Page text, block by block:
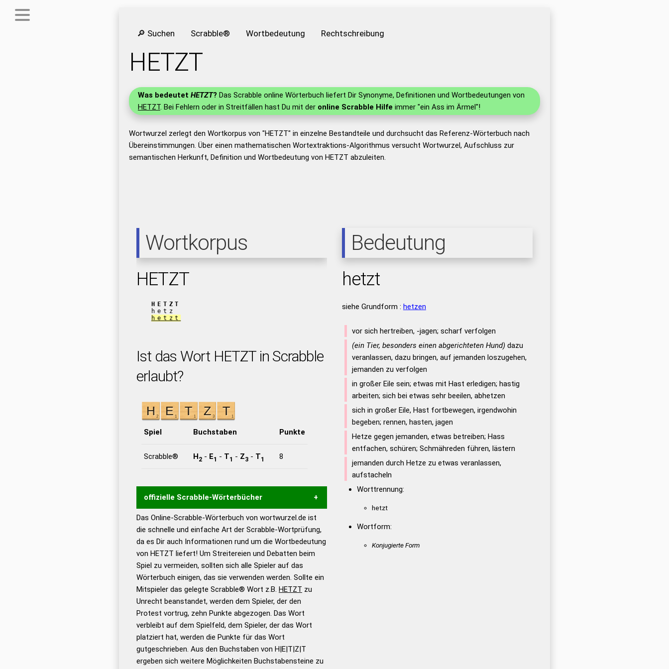
🔎 Suchen Scrabble® Wortbedeutung Rechtschreibung
HETZT
Was bedeutet HETZT? Das Scrabble online Wörterbuch liefert Dir Synonyme, Definitionen und Wortbedeutungen von
HETZT. Bei Fehlern oder in Streitfällen hast Du mit der online Scrabble Hilfe immer "ein Ass im Ärmel"!
Wortwurzel zerlegt den Wortkorpus von "HETZT" in einzelne Bestandteile und durchsucht das Referenz-Wörterbuch nach
Übereinstimmungen. Über einen mathematischen Wortextraktions-Algorithmus versucht Wortwurzel, Aufschluss zur
semantischen Herkunft, Definition und Wortbedeutung von HETZT abzuleiten.
Wortkorpus
HETZT
HETZT
hetz
hetzt
Ist das Wort HETZT in Scrabble
erlaubt?
Spiel Buchstaben Punkte
Scrabble® H2- E1 - T1 - Z3- T1 8
offizielle Scrabble-Wörterbücher
Wortwurzel liefert mit Hilfe eines semantischen
Wortanalyse-Algorithmus gute Anhaltspunkte zu
Wortbedeutung, Worttrennung und Wortform, um die
Gültigkeit eines Wortes für das Scrabble-Spiel zu
bestimmen! zugelassene Turnier Scrabble-
Wörterbücher sind:
Duden – Standardwerk in 12
Bänden
Duden – Richtiges und gutes
Deutsch
Duden – Die deutsche Grammatik
Das Online-Scrabble-Wörterbuch von wortwurzel.de ist
die schnelle und einfache Art der Scrabble-Wortprüfung,
da es Dir auch Informationen rund um die Wortbedeutung
von HETZT liefert! Um Streitereien und Debatten beim
Spiel zu vermeiden, sollten sich alle Spieler auf das
Wörterbuch einigen, das sie verwenden werden. Sollte ein
Mitspieler das gelegte Scrabble® Wort z.B. HETZT zu
Unrecht beanstandet, werden dem Spieler, der den
Protest vortrug, zehn Punkte abgezogen. Das Wort
verbleibt auf dem Spielfeld, dem Spieler, der das Wort
platziert hat, werden die Punkte für das Wort
gutgeschrieben. Aus den Buchstaben von H|E|T|Z|T
ergeben sich weitere Möglichkeiten Buchstabensteine zu
Bedeutung
hetzt
siehe Grundform : hetzen
vor sich hertreiben, -jagen; scharf verfolgen
(ein Tier, besonders einen abgerichteten Hund) dazu
veranlassen, dazu bringen, auf jemanden loszugehen,
jemanden zu verfolgen
in großer Eile sein; etwas mit Hast erledigen; hastig
arbeiten; sich bei etwas sehr beeilen, abhetzen
sich in großer Eile, Hast fortbewegen, irgendwohin
begeben; rennen, hasten, jagen
Hetze gegen jemanden, etwas betreiben; Hass
entfachen, schüren; Schmähreden führen, lästern
jemanden durch Hetze zu etwas veranlassen,
aufstacheln
Worttrennung:
hetzt
Wortform:
Konjugierte Form